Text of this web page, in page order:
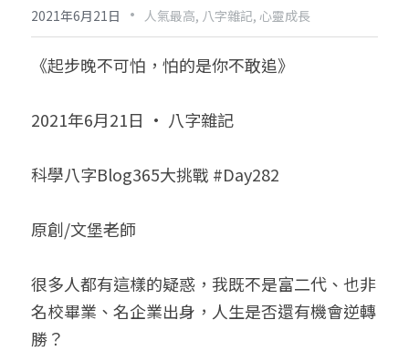
後天派陽宅
黃金會員專區
八字雜記
站長精選
臉書生活
試閱專區
Podcast聽書
陽宅視頻
線上直播
線上學苑
八字進階班
八字中階班
五人實戰班
《十神高階實戰錄》完整典藏版
科學八字推理PDF
小兒命名
科學八字推理1
科學八字推理2
科學八字輕鬆學
與我預約
批命預約
上課預約
常見問題
登錄/註冊
搜索
繁體中文
2021年6月21日 · 人氣最高, 八字雜記, 心靈成長
《起步晚不可怕，怕的是你不敢追》
2021年6月21日 · 八字雜記
科學八字Blog365大挑戰 #Day282
原創/文堡老師
很多人都有這樣的疑惑，我既不是富二代、也非
名校畢業、名企業出身，人生是否還有機會逆轉
勝？
八字線上批命
小兒命名